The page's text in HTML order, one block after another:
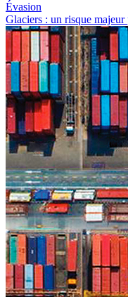
Évasion
Glaciers : un risque majeur